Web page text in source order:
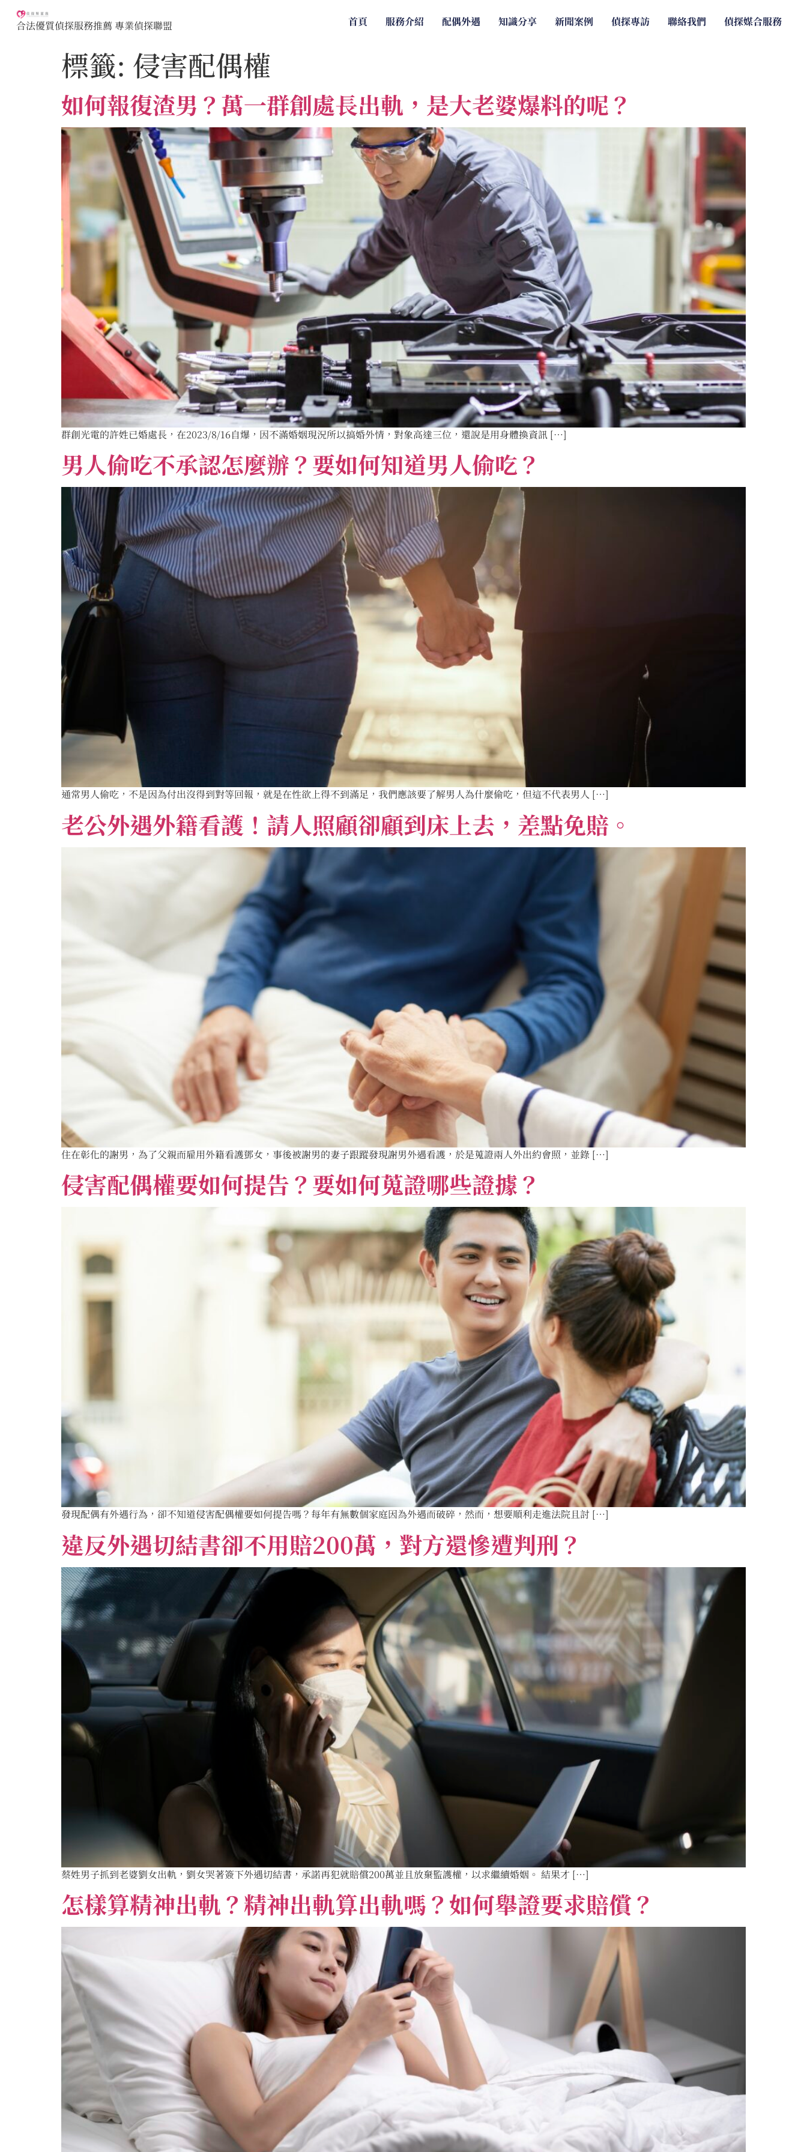
合法優質偵探服務推薦 專業偵探聯盟 首頁 服務介紹 配偶外遇 知識分享 新聞案例 偵探專訪 聯絡我們 偵探媒合服務
標籤: 侵害配偶權
如何報復渣男？萬一群創處長出軌，是大老婆爆料的呢？
群創光電的許姓已婚處長，在2023/8/16自爆，因不滿婚姻現況所以搞婚外情，對象高達三位，還說是用身體換資訊 […]
男人偷吃不承認怎麼辦？要如何知道男人偷吃？
通常男人偷吃，不是因為付出沒得到對等回報，就是在性欲上得不到滿足，我們應該要了解男人為什麼偷吃，但這不代表男人 […]
老公外遇外籍看護！請人照顧卻顧到床上去，差點免賠。
住在彰化的謝男，為了父親而雇用外籍看護鄧女，事後被謝男的妻子跟蹤發現謝男外遇看護，於是蒐證兩人外出約會照，並錄 […]
侵害配偶權要如何提告？要如何蒐證哪些證據？
發現配偶有外遇行為，卻不知道侵害配偶權要如何提告嗎？每年有無數個家庭因為外遇而破碎，然而，想要順利走進法院且討 […]
違反外遇切結書卻不用賠200萬，對方還慘遭判刑？
蔡姓男子抓到老婆劉女出軌，劉女哭著簽下外遇切結書，承諾再犯就賠償200萬並且放棄監護權，以求繼續婚姻。 結果才 […]
怎樣算精神出軌？精神出軌算出軌嗎？如何舉證要求賠償？